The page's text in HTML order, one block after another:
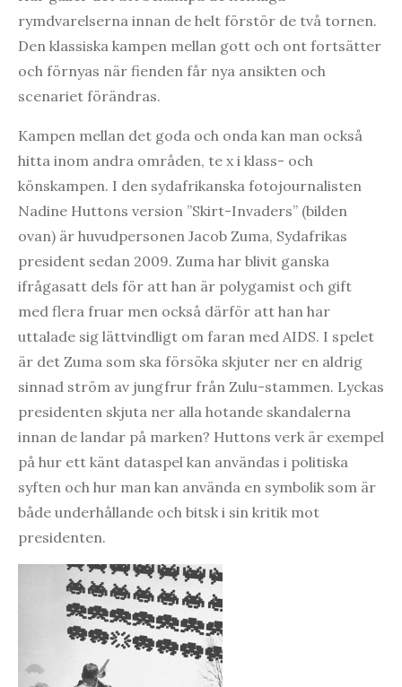
rymdvarelserna innan de helt förstör de två tornen.
Den klassiska kampen mellan gott och ont fortsätter
och förnyas när fienden får nya ansikten och
scenariet förändras.
Kampen mellan det goda och onda kan man också
hitta inom andra områden, te x i klass- och
könskampen. I den sydafrikanska fotojournalisten
Nadine Huttons version ”Skirt-Invaders” (bilden
ovan) är huvudpersonen Jacob Zuma, Sydafrikas
president sedan 2009. Zuma har blivit ganska
ifrågasatt dels för att han är polygamist och gift
med flera fruar men också därför att han har
uttalade sig lättvindligt om faran med AIDS. I spelet
är det Zuma som ska försöka skjuter ner en aldrig
sinnad ström av jungfrur från Zulu-stammen. Lyckas
presidenten skjuta ner alla hotande skandalerna
innan de landar på marken? Huttons verk är exempel
på hur ett känt dataspel kan användas i politiska
syften och hur man kan använda en symbolik som är
både underhållande och bitsk i sin kritik mot
presidenten.